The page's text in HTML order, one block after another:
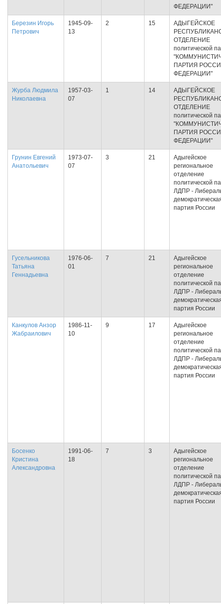
ФЕДЕРАЦИИ"
Березин Игорь
Петрович
1945-09-
13
2 15
АДЫГЕЙСКОЕ
ОТДЕЛЕНИЕ
политической
ПАРТИЯ
ФЕДЕРАЦИИ"
Журба Людмила
Николаевна
1957-03-
07
1 14
АДЫГЕЙСКОЕ
ОТДЕЛЕНИЕ
политической
ПАРТИЯ
ФЕДЕРАЦИИ"
Грунин Евгений
Анатольевич
1973-07-
07
3 21
Адыгейское
региональное
отделение
политической
ЛДПР -
партия России
Гусельникова
Татьяна
Геннадьевна
1976-06-
01
7 21
Адыгейское
региональное
отделение
политической
ЛДПР -
партия России
Канкулов Анзор
Жабраилович
1986-11-
10
9 17
Адыгейское
региональное
отделение
политической
ЛДПР -
партия России
Босенко
Кристина
Александровна
1991-06-
18
7 3
Адыгейское
региональное
отделение
политической
ЛДПР -
партия России